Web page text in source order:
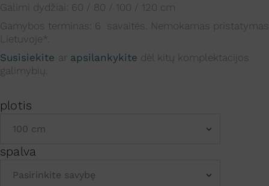
Galimi dydžiai: 60 / 80 / 100 / 120 cm
Gamybos terminas: 6 savaitės. Nemokamas pristatymas
Lietuvoje*.
Susisiekite ar apsilankykite dėl kitų komplektacijos
galimybių.
plotis
spalva